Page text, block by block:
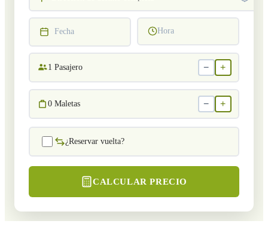
Fecha Hora
1 Pasajero − +
0 Maletas − +
¿Reservar vuelta?
CALCULAR PRECIO